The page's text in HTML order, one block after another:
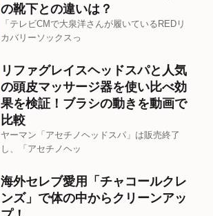
の靴下との違いは？
「テレビCMで大泉洋さんが履いているREDリ
カバリーソックスっ
リファグレイスヘッドスパと人気
の頭皮マッサージ器を使い比べ効
果を検証！ブラシの動きを動画で
比較
ヤーマン「アセチノヘッドスパ」は販売終了
し、「アセチノヘッ
海外セレブ愛用「チャコールクレ
ンズ」で体の中からクリーンアッ